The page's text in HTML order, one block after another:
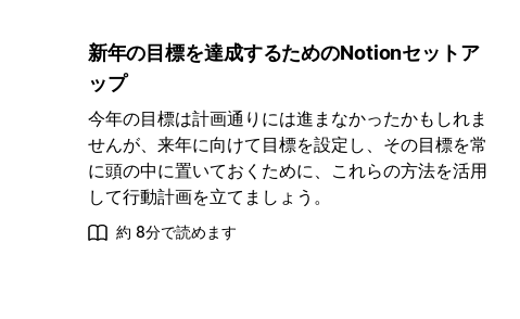
新年の目標を達成するためのNotionセットア
ップ
今年の目標は計画通りには進まなかったかもしれま
せんが、来年に向けて目標を設定し、その目標を常
に頭の中に置いておくために、これらの方法を活用
して行動計画を立てましょう。
約 8分で読めます